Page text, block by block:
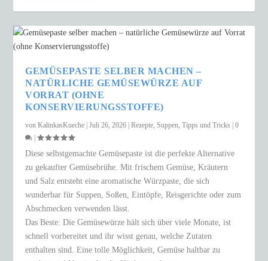
GEMÜSEPASTE SELBER MACHEN –
NATÜRLICHE GEMÜSEWÜRZE AUF
VORRAT (OHNE
KONSERVIERUNGSSTOFFE)
vonKalinkasKueche |Juli 26, 2026 |Rezepte,Suppen,Tipps und Tricks |0
|
Diese selbstgemachte Gemüsepaste ist die perfekte Alternative
zu gekaufter Gemüsebrühe. Mit frischem Gemüse, Kräutern
und Salz entsteht eine aromatische Würzpaste, die sich
wunderbar für Suppen, Soßen, Eintöpfe, Reisgerichte oder zum
Abschmecken verwenden lässt.
Das Beste: Die Gemüsewürze hält sich über viele Monate, ist
schnell vorbereitet und ihr wisst genau, welche Zutaten
enthalten sind. Eine tolle Möglichkeit, Gemüse haltbar zu